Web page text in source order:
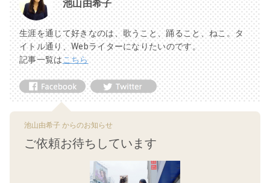
池山由希子
生涯を通じて好きなのは、歌うこと、踊ること、ねこ。タ
イトル通り、Webライターになりたいのです。
記事一覧はこちら
池山由希子 からのお知らせ
ご依頼お待ちしています